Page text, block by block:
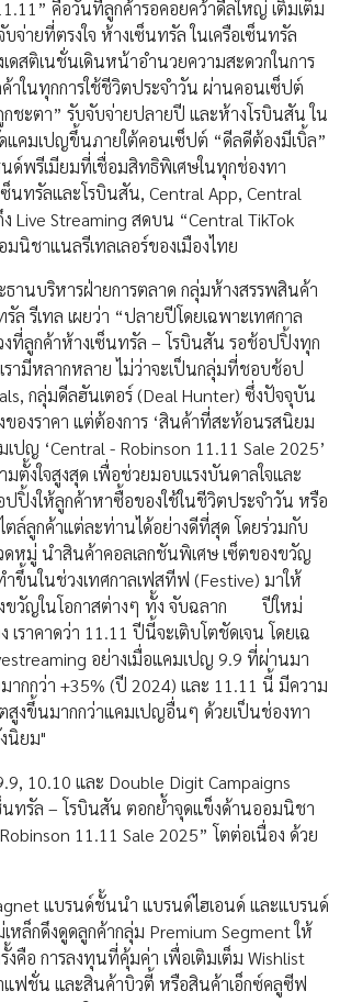
คือวันที่ลูกค้ารอคอยคว้าดีลใหญ่ เติมเต็ม
จ่ายที่ตรงใจ ห้างเซ็นทรัล ในเครือเซ็นทรัล
ดสติเนชั่นเดินหน้าอำนวยความสะดวกในการ
าในทุกการใช้ชีวิตประจำวัน ผ่านคอนเซ็ปต์
กชะตา” รับจับจ่ายปลายปี และห้างโรบินสัน ใน
ดแคมเปญขึ้นภายใต้คอนเซ็ปต์ “ดีลดีต้องมีเบิ้ล”
ด์พรีเมียมที่เชื่อมสิทธิพิเศษในทุกช่องทา
นทรัลและโรบินสัน, Central App, Central
Live Streaming สดบน “Central TikTok
นิชาแนลรีเทลเลอร์ของเมืองไทย
ธานบริหารฝ่ายการตลาด กลุ่มห้างสรรพสินค้า
ล รีเทล เผยว่า “ปลายปีโดยเฉพาะเทศกาล
ที่ลูกค้าห้างเซ็นทรัล – โรบินสัน รอช้อปปิ้งทุก
รามีหลากหลาย ไม่ว่าจะเป็นกลุ่มที่ชอบช้อป
กลุ่มดีลฮันเตอร์ (Deal Hunter) ซึ่งปัจจุบัน
ของราคา แต่ต้องการ ‘สินค้าที่สะท้อนรสนิยม
ปญ ‘Central - Robinson 11.11 Sale 2025’
ตั้งใจสูงสุด เพื่อช่วยมอบแรงบันดาลใจและ
ปปิ้งให้ลูกค้าหาซื้อของใช้ในชีวิตประจำวัน หรือ
ตล์ลูกค้าแต่ละท่านได้อย่างดีที่สุด โดยร่วมกับ
หมู่ นำสินค้าคอลเลกชันพิเศษ เซ็ตของขวัญ
ขึ้นในช่วงเทศกาลเฟสทีฟ (Festive) มาให้
งขวัญในโอกาสต่างๆ ทั้ง จับฉลาก ปีใหม่
เราคาดว่า 11.11 ปีนี้จะเติบโตชัดเจน โดยเฉ
อย่างเมื่อแคมเปญ 9.9 ที่ผ่านมา
มากกว่า +35% (ปี 2024) และ 11.11 นี้ มีความ
ตสูงขึ้นมากกว่าแคมเปญอื่นๆ ด้วยเป็นช่องทา
นิยม"
10.10 และ Double Digit Campaigns
ทรัล – โรบินสัน ตอกย้ำจุดแข็งด้านออมนิชา
11.11 Sale 2025” โตต่อเนื่อง ด้วย
แบรนด์ชั้นนำ แบรนด์ไฮเอนด์ และแบรนด์
หล็กดึงดูดลูกค้ากลุ่ม Premium Segment ให้
งคือ การลงทุนที่คุ้มค่า เพื่อเติมเต็ม Wishlist
ฟชั่น และสินค้าบิวตี้ หรือสินค้าเอ็กซ์คลูซีฟ